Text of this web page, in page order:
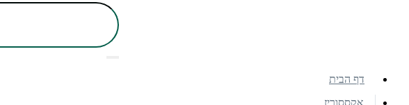
דף הבית
אקססוריז